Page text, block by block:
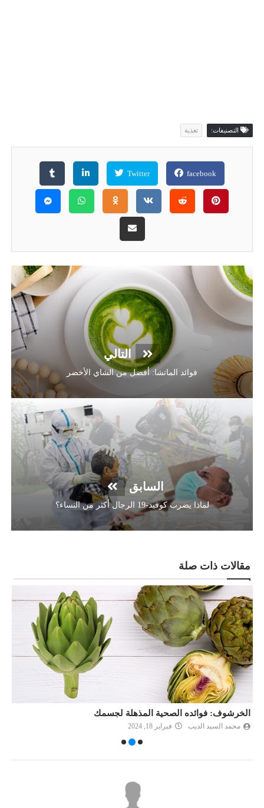
التصنيفات: تغذية
facebook
Twitter
التالي
فوائد الماتشا: أفضل من الشاي الأخضر
السابق
لماذا يضرب كوفيد-19 الرجال أكثر من النساء؟
مقالات ذات صلة
الخرشوف: فوائده الصحية المذهلة لجسمك
محمد السيد الديب فبراير 18, 2024